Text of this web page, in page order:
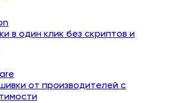
в один клик без скриптов и
от производителей с